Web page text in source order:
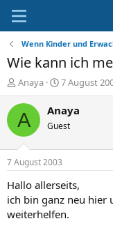
Wenn Kinder und
Wie kann ich
E
r
s
t
e
r
Anaya
E
r
s
e
l
t
a
7 August
A Anaya
Guest
7 August 2003
Hallo allerseits,
ich bin ganz neu hier
weiterhelfen.